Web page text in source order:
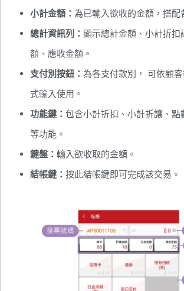
小計金額： 為已輸入欲收的金額，搭配
總計資訊列： 顯示總計金額、小計折扣
額、應收金額。
支付別按鈕： 為各支付款別， 可依顧
式輸入使用。
功能鍵： 包含小計折扣、小計折讓、
等功能。
鍵盤： 輸入欲收取的金額。
結帳鍵： 按此結帳鍵即可完成該交易。